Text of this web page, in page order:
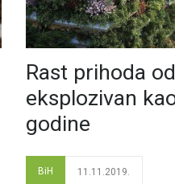
Rast prihoda
eksplozivan
godine
BiH 11.11.2019.